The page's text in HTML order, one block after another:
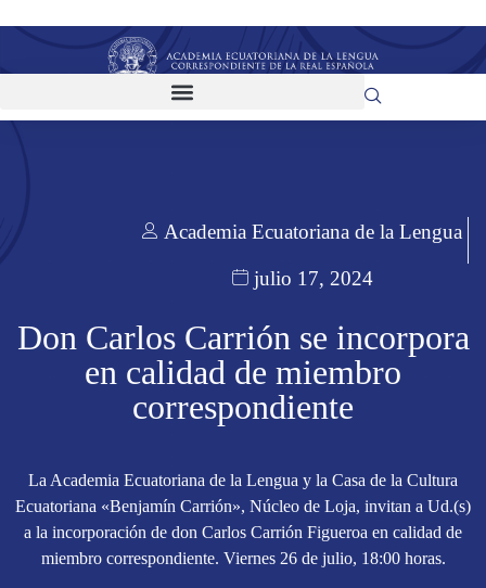
Academia Ecuatoriana de la Lengua
julio 17, 2024
Don Carlos Carrión se incorpora
en calidad de miembro
correspondiente
La Academia Ecuatoriana de la Lengua y la Casa de la Cultura
Ecuatoriana «Benjamín Carrión», Núcleo de Loja, invitan a Ud.(s)
a la incorporación de don Carlos Carrión Figueroa en calidad de
miembro correspondiente. Viernes 26 de julio, 18:00 horas.